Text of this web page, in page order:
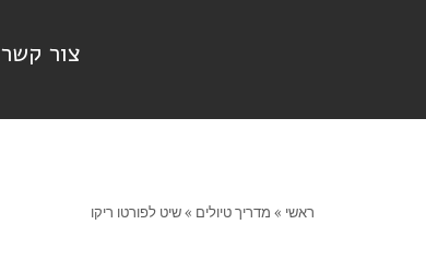
צור קשר
ראשי » מדריך טיולים »שיט לפורטו ריקו